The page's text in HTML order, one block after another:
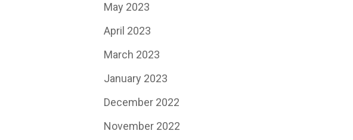
May 2023
April 2023
March 2023
January 2023
December 2022
November 2022